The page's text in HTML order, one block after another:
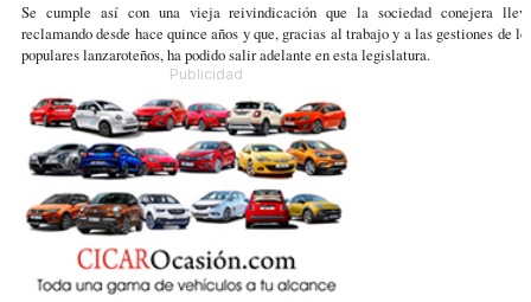
Se cumple así con una vieja reivindicación que la sociedad conejera
reclamando desde hace quince años y que, gracias al trabajo y a las gestiones de
populares lanzaroteños, ha podido salir adelante en esta legislatura.
Publicidad